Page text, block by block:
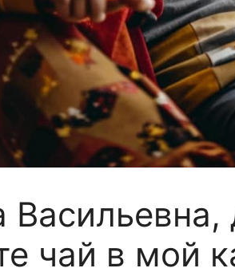
чай в мой